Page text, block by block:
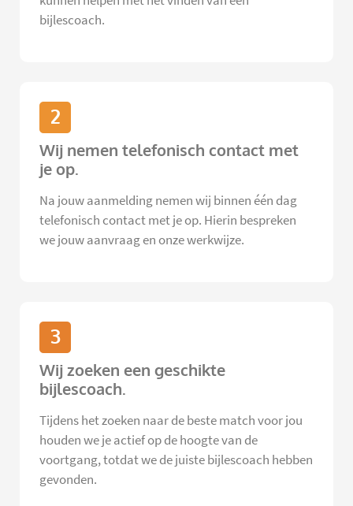
bijlescoach.
2
Wij nemen telefonisch contact met
je op.
Na jouw aanmelding nemen wij binnen één dag
telefonisch contact met je op. Hierin bespreken
we jouw aanvraag en onze werkwijze.
3
Wij zoeken een geschikte
bijlescoach.
Tijdens het zoeken naar de beste match voor jou
houden we je actief op de hoogte van de
voortgang, totdat we de juiste bijlescoach hebben
gevonden.